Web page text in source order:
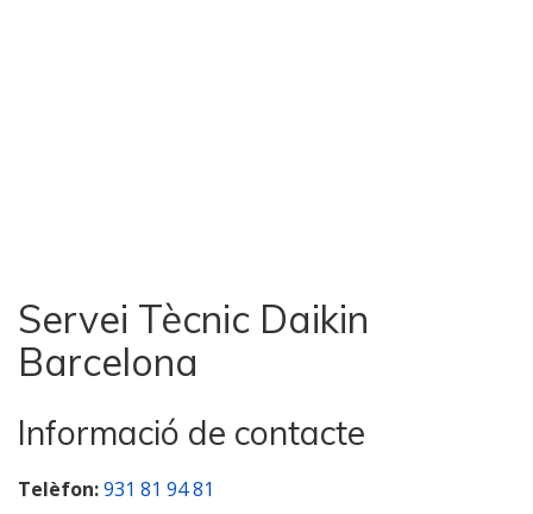
Servei Tècnic Daikin
Barcelona
Informació de contacte
Telèfon:931 81 94 81